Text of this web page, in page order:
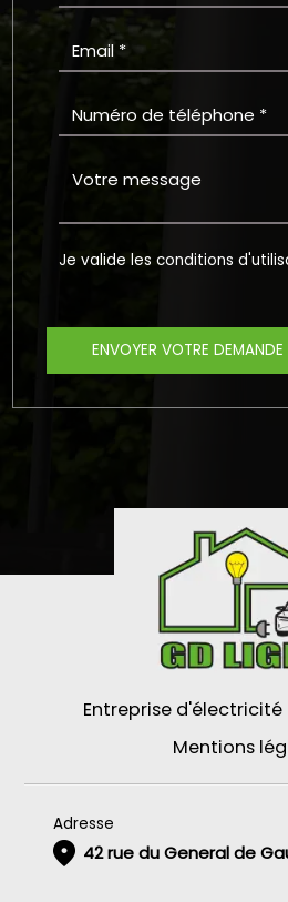
Je valide lesconditions
ENVOYER VOTRE DEMANDE
Entreprise
Mentions
Adresse
42 rue du General de